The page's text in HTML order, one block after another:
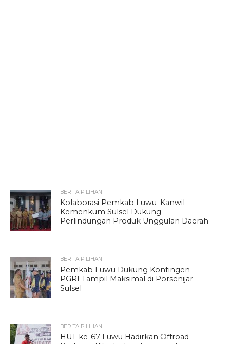
BERITA PILIHAN
Kolaborasi Pemkab Luwu–Kanwil
Kemenkum Sulsel Dukung
Perlindungan Produk Unggulan Daerah
BERITA PILIHAN
Pemkab Luwu Dukung Kontingen
PGRI Tampil Maksimal di Porsenijar
Sulsel
BERITA PILIHAN
HUT ke-67 Luwu Hadirkan Offroad